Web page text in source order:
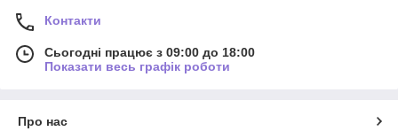
Контакти
Сьогодні працює з 09:00 до 18:00
Показати весь графік роботи
Про нас